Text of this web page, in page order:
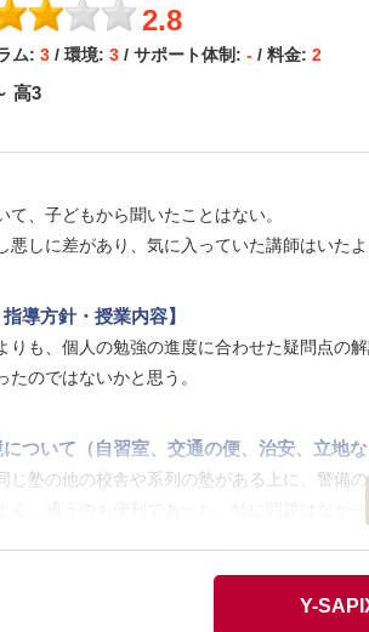
直接の指導がある他に、チューターに質問を
ては、高く、医学部専門の個別指導塾と比べ
かなり整っていたためら妥当な金額だと思われ
学に向けた本格的な授業や、先取り授業を受
ため、勉強のやる気がかなり高まって、良か
2.8
ム: 3 / 環境: 3 / サポート体制: - / 料金: 2
高3
て、子どもから聞いたことはない。
悪しに差があり、気に入っていた講師はいたよ
導方針・授業内容】
りも、個人の勉強の進度に合わせた疑問点の
たのではないかと思う。
について（自習室、交通の便、治安、立地な
じ塾の他の校舎や系列の塾がある上に、警備
く、通うのも便利であった。特に問題はなか
の料金が高く、高校三年の時は大変であった。
Y-